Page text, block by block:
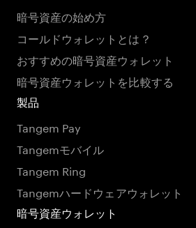
暗号資産の始め方
コールドウォレットとは？
おすすめの暗号資産ウォレット
暗号資産ウォレットを比較する
製品
Tangem Pay
Tangemモバイル
Tangem Ring
Tangemハードウェアウォレット
暗号資産ウォレット